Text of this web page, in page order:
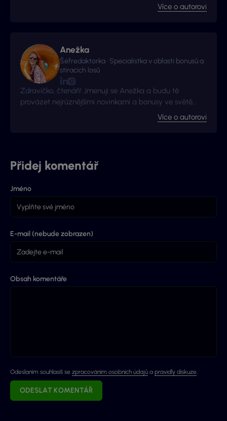
Více o autorovi
Anežka
Šéfredaktorka · Specialistka v oblasti bonusů a
stíracích losů
Zdravíčko, čtenáři! Jmenuji se Anežka a budu tě
provázet nejrůznějšími novinkami a bonusy ve světě
Více o autorovi
Přidej komentář
Jméno
E-mail (nebude zobrazen)
Obsah komentáře
Odeslaním souhlasíš se zpracováním osobních údajů a pravidly diskuze.
ODESLAT KOMENTÁŘ